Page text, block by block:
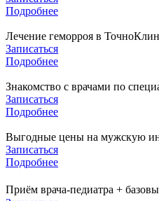
Подробнее
Лечение геморроя в
Записаться
Подробнее
Знакомство с врачами по
Записаться
Подробнее
Выгодные цены на мужскую
Записаться
Подробнее
Приём врача-педиатра +